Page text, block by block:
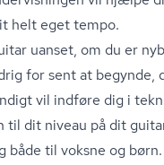
helt eget tempo.
uanset, om du er
for sent at begynde,
vil indføre dig i
til dit niveau på dit
både til voksne og